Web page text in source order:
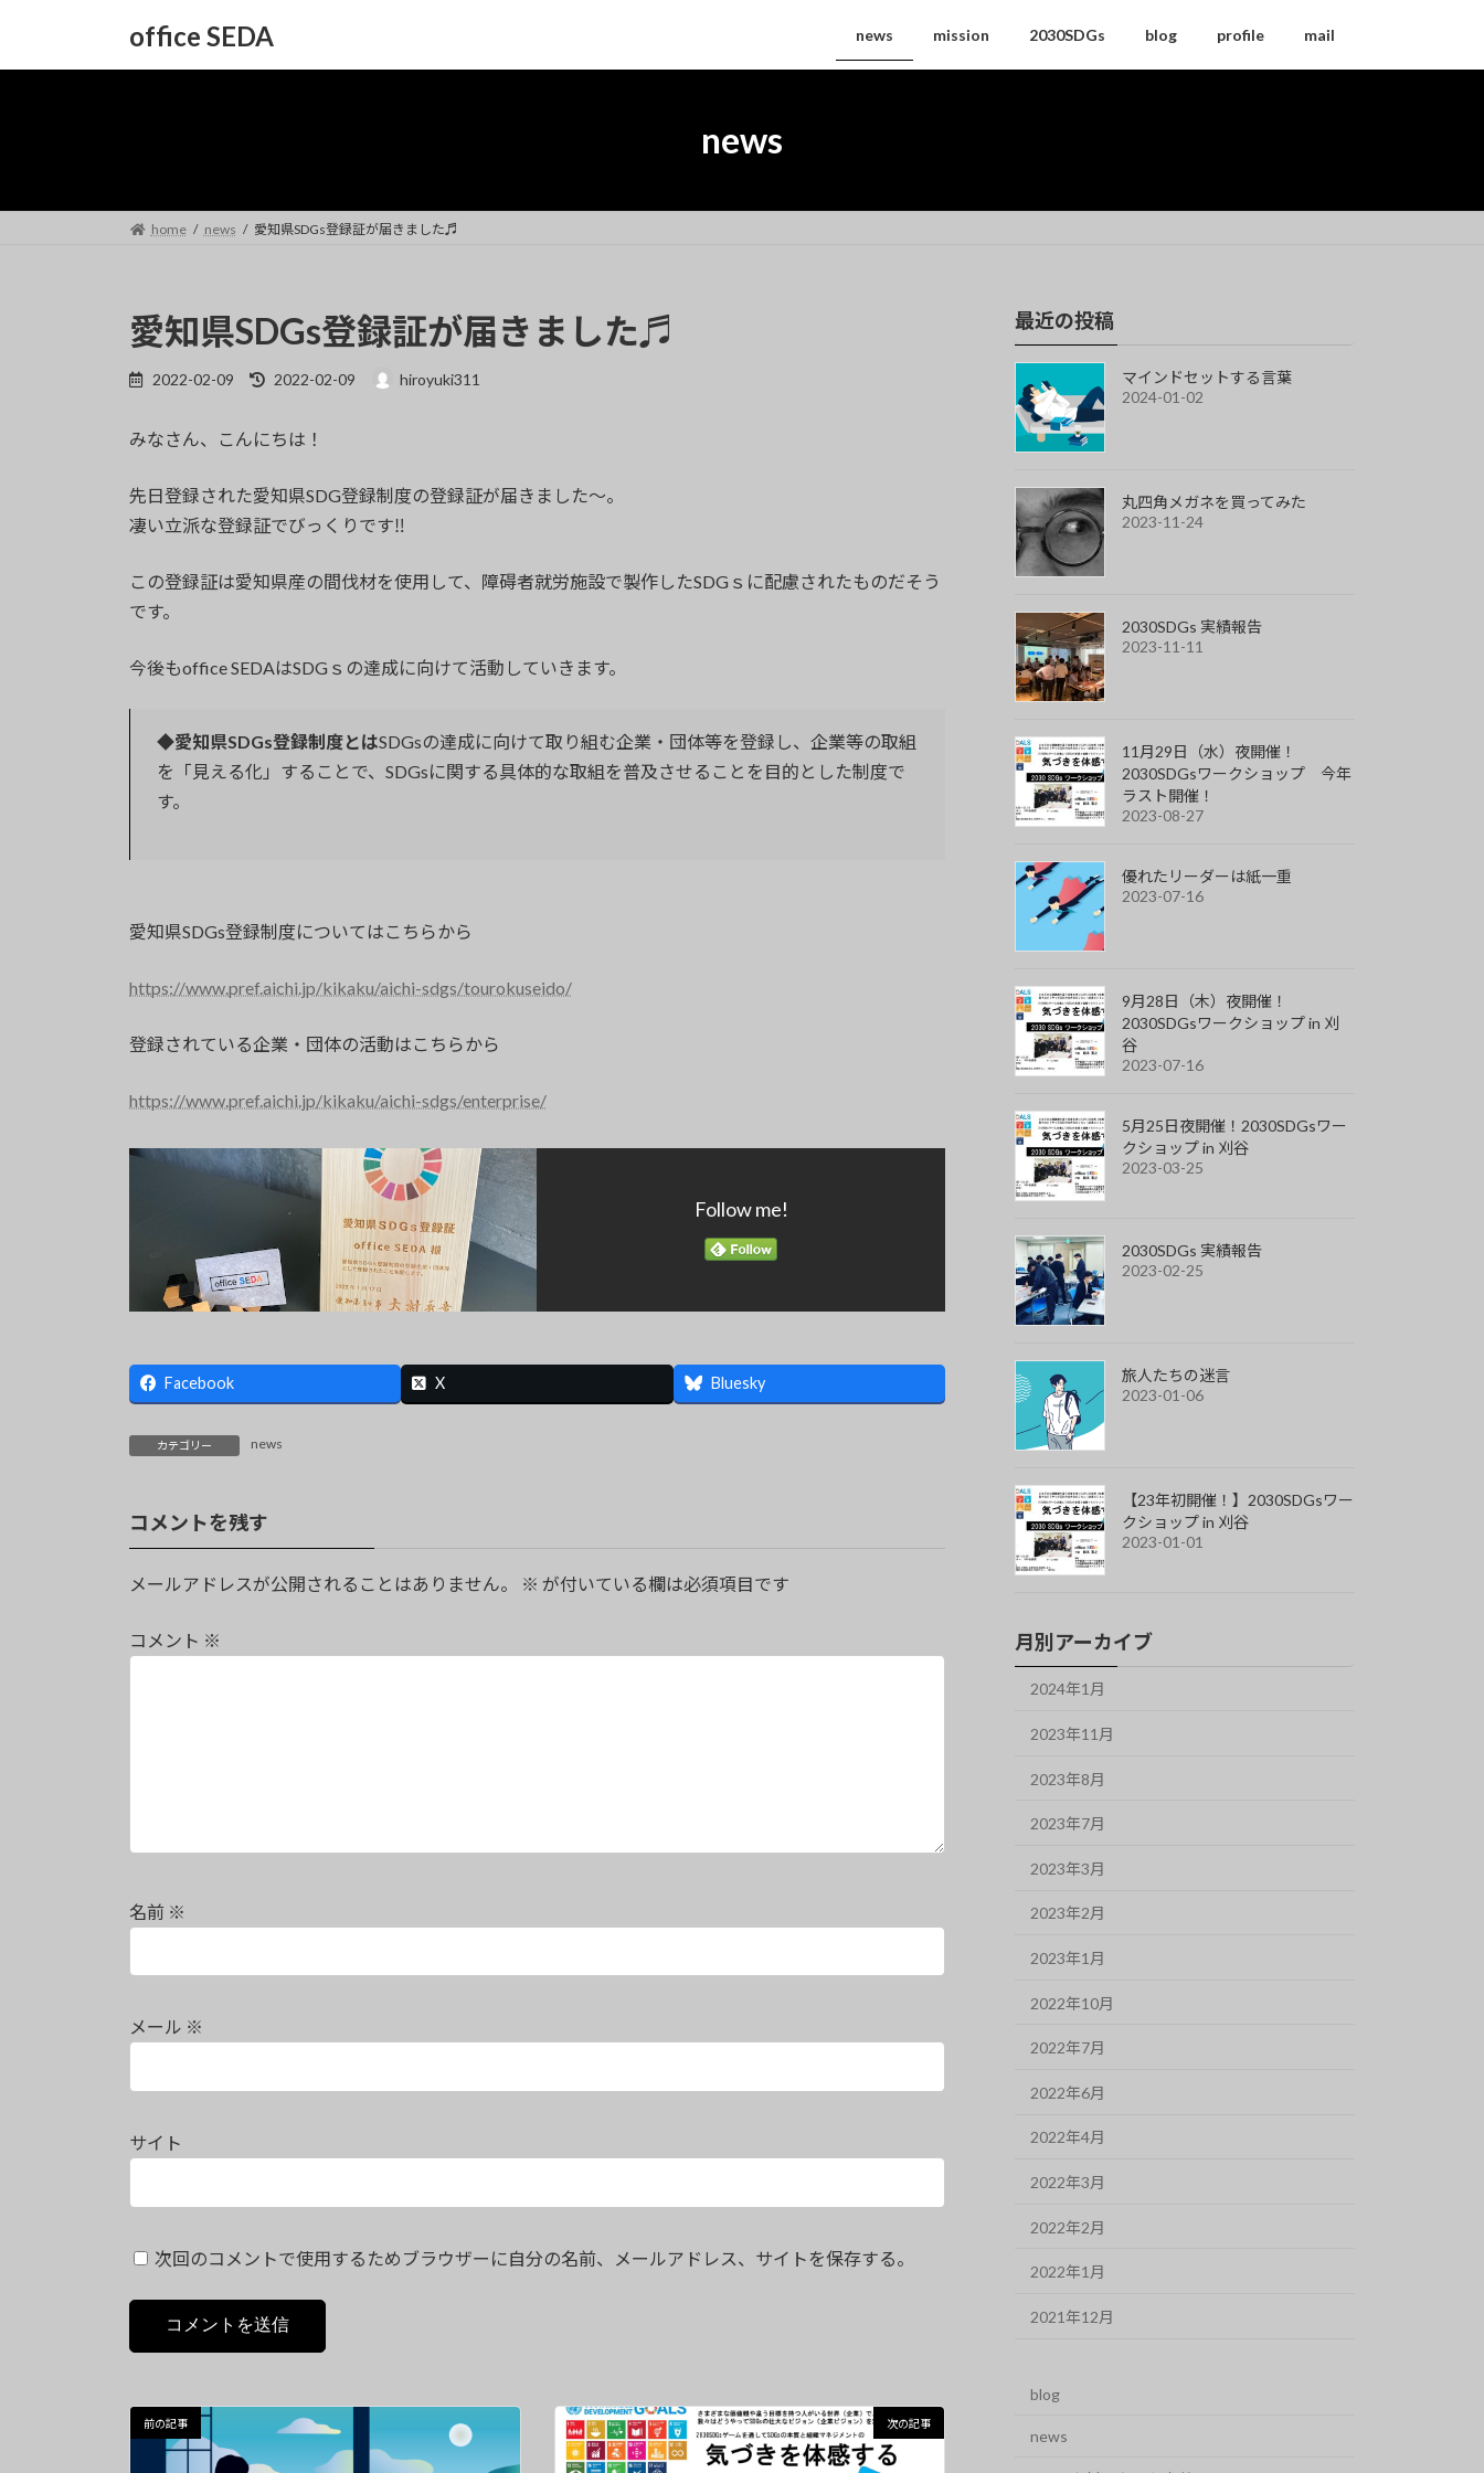
テ
ゲ
office SEDA news mission 2030SDGs blog profile mail
news
home news 愛知県SDGs登録証が届きました♬
愛知県SDGs登録証が届きました♬
2022-02-09
最
新
時
:
2022-02-09 hiroyuki311
みなさん、こんにちは！
先日登録された愛知県SDG登録制度の登録証が届きました～。
凄い立派な登録証でびっくりです‼
この登録証は愛知県産の間伐材を使用して、障碍者就労施設で製作したSDGｓに配慮されたものだそう
です。
今後もoffice SEDAはSDGｓの達成に向けて活動していきます。
◆愛知県SDGs登録制度とはSDGsの達成に向けて取り組む企業・団体等を登録し、企業等の取組
を「見える化」することで、SDGsに関する具体的な取組を普及させることを目的とした制度で
す。
愛知県SDGs登録制度についてはこちらから
https://www.pref.aichi.jp/kikaku/aichi-sdgs/tourokuseido/
登録されている企業・団体の活動はこちらから
https://www.pref.aichi.jp/kikaku/aichi-sdgs/enterprise/
Follow me!
Facebook X Bluesky
カテゴリー news
コメントを残す
メールアドレスが公開されることはありません。 ※ が付いている欄は必須項目です
コメント ※
名前 ※
メール ※
サイト
次回のコメントで使用するためブラウザーに自分の名前、メールアドレス、サイトを保存する。
前の記事 次の記事
最近の投稿
マインドセットする言葉
2024-01-02
丸四角メガネを買ってみた
2023-11-24
2030SDGs 実績報告
2023-11-11
11月29日（水）夜開催！
2030SDGsワークショップ 今年
ラスト開催！
2023-08-27
優れたリーダーは紙一重
2023-07-16
9月28日（木）夜開催！
2030SDGsワークショップ in 刈
谷
2023-07-16
5月25日夜開催！2030SDGsワー
クショップ in 刈谷
2023-03-25
2030SDGs 実績報告
2023-02-25
旅人たちの迷言
2023-01-06
【23年初開催！】2030SDGsワー
クショップ in 刈谷
2023-01-01
月別アーカイブ
2024年1月
2023年11月
2023年8月
2023年7月
2023年3月
2023年2月
2023年1月
2022年10月
2022年7月
2022年6月
2022年4月
2022年3月
2022年2月
2022年1月
2021年12月
blog
news